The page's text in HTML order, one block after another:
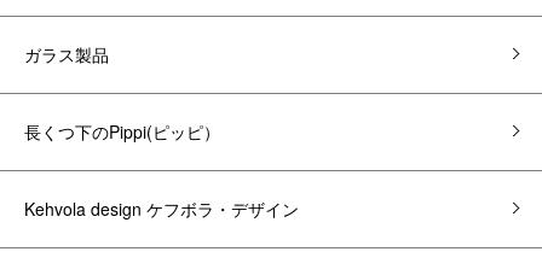
ガラス製品
長くつ下のPippi(ピッピ）
Kehvola design ケフボラ・デザイン